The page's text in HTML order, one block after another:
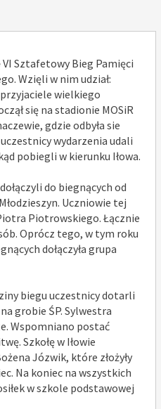
VI Sztafetowy Bieg Pamięci
Wzięli w nim udział:
wielkiego
się na stadionie MOSiR
gdzie odbyła sie
wydarzenia udali
pobiegli w kierunku Iłowa.
do biegnących od
Uczniowie tej
Piotrowskiego. Łącznie
Oprócz tego, w tym roku
dołączyła grupa
biegu uczestnicy dotarli
grobie ŚP. Sylwestra
Wspomniano postać
Szkołę w Iłowie
Józwik, które złożyły
Na koniec na wszystkich
w szkole podstawowej